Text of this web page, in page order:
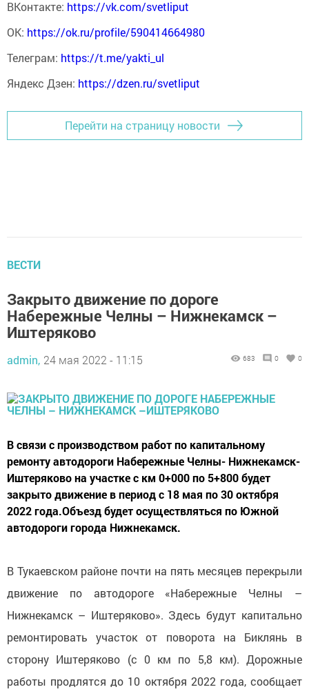
ВКонтакте: https://vk.com/svetliput
ОК: https://ok.ru/profile/590414664980
Телеграм: https://t.me/yakti_ul
Яндекс Дзен: https://dzen.ru/svetliput
Перейти на страницу новости
ВЕСТИ
Закрыто движение по дороге
Набережные Челны – Нижнекамск –
Иштеряково
admin, 24 мая 2022 - 11:15 683 0 0
В связи с производством работ по капитальному
ремонту автодороги Набережные Челны- Нижнекамск-
Иштеряково на участке с км 0+000 по 5+800 будет
закрыто движение в период с 18 мая по 30 октября
2022 года.Объезд будет осуществляться по Южной
автодороги города Нижнекамск.
В Тукаевском районе почти на пять месяцев перекрыли
движение по автодороге «Набережные Челны –
Нижнекамск – Иштеряково». Здесь будут капитально
ремонтировать участок от поворота на Биклянь в
сторону Иштеряково (с 0 км по 5,8 км). Дорожные
работы продлятся до 10 октября 2022 года, сообщает